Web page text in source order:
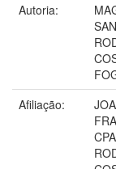
Autoria:
Afiliação: